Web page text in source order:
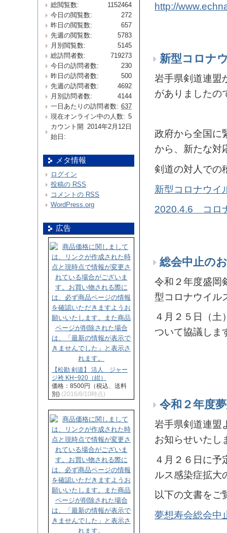
http://
新型コロナ
岩手県剣道連盟
がありましたの
政府から全国に
から、新たな対
剣道の対人での
新型コロナウイ
2020.4.6 コロ
総会中止の
令和２年度盛岡
型コロナウイル
４月２５日（土
ついて協議しま
令和２年度
岩手県剣道連盟
お知らせいたし
４月２６日に予
ルス感染症拡大
以下の文書をご
夢想寿会総会中
1152464
総閲覧数:
272
今日の閲覧数:
657
昨日の閲覧数:
5783
先週の閲覧数:
5145
月別閲覧数:
719273
総訪問者数:
230
今日の訪問者数:
500
昨日の訪問者数:
4692
先週の訪問者数:
4144
月別訪問者数:
637
一日あたりの訪問者数:
5
現在オンライン中の人数:
2014年2月12日
カウント開
始日:
メタ情報
ログイン
投稿の RSS
コメントの RSS
WordPress.org
広告
【松勘 剣道】 活人 ジャー
ジ袴 KH−920（紺）
価格：8500円（税込、送料
別) (2016/8/10時点)